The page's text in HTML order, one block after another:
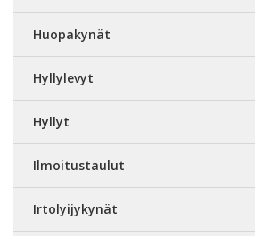
Huopakynät
Hyllylevyt
Hyllyt
Ilmoitustaulut
Irtolyijykynät